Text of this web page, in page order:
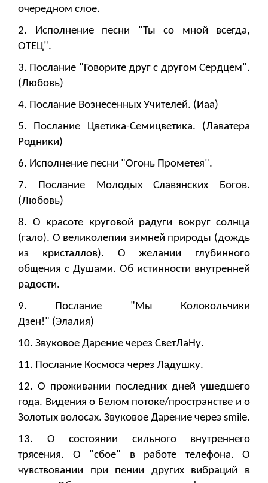
очередном слое.
2. Исполнение песни "Ты со мной всегда,
ОТЕЦ".
3. Послание "Говорите друг с другом Сердцем".
(Любовь)
4. Послание Вознесенных Учителей. (Иаа)
5. Послание Цветика-Семицветика. (Лаватера
Родники)
6. Исполнение песни "Огонь Прометея".
7. Послание Молодых Славянских Богов.
(Любовь)
8. О красоте круговой радуги вокруг солнца
(гало). О великолепии зимней природы (дождь
из кристаллов). О желании глубинного
общения с Душами. Об истинности внутренней
радости.
9. Послание "Мы Колокольчики
Дзен!" (Элалия)
10. Звуковое Дарение через СветЛаНу.
11. Послание Космоса через Ладушку.
12. О проживании последних дней ушедшего
года. Видения о Белом потоке/пространстве и о
Золотых волосах. Звуковое Дарение через smile.
13. О состоянии сильного внутреннего
трясения. О "сбое" в работе телефона. О
чувствовании при пении других вибраций в